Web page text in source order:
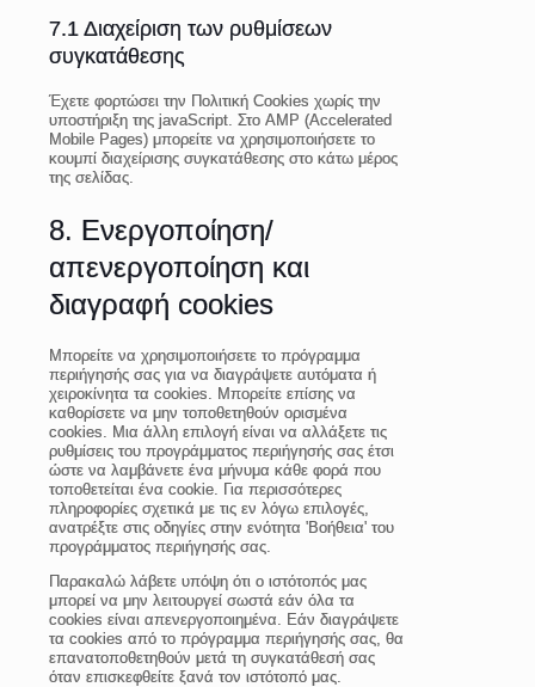
7.1 Διαχείριση των ρυθμίσεων
συγκατάθεσης
Έχετε φορτώσει την Πολιτική Cookies χωρίς την
υποστήριξη της javaScript. Στο AMP (Accelerated
Mobile Pages) μπορείτε να χρησιμοποιήσετε το
κουμπί διαχείρισης συγκατάθεσης στο κάτω μέρος
της σελίδας.
8. Ενεργοποίηση/
απενεργοποίηση και
διαγραφή cookies
Μπορείτε να χρησιμοποιήσετε το πρόγραμμα
περιήγησής σας για να διαγράψετε αυτόματα ή
χειροκίνητα τα cookies. Μπορείτε επίσης να
καθορίσετε να μην τοποθετηθούν ορισμένα
cookies. Μια άλλη επιλογή είναι να αλλάξετε τις
ρυθμίσεις του προγράμματος περιήγησής σας έτσι
ώστε να λαμβάνετε ένα μήνυμα κάθε φορά που
τοποθετείται ένα cookie. Για περισσότερες
πληροφορίες σχετικά με τις εν λόγω επιλογές,
ανατρέξτε στις οδηγίες στην ενότητα 'Βοήθεια' του
προγράμματος περιήγησής σας.
Παρακαλώ λάβετε υπόψη ότι ο ιστότοπός μας
μπορεί να μην λειτουργεί σωστά εάν όλα τα
cookies είναι απενεργοποιημένα. Εάν διαγράψετε
τα cookies από το πρόγραμμα περιήγησής σας, θα
επανατοποθετηθούν μετά τη συγκατάθεσή σας
όταν επισκεφθείτε ξανά τον ιστότοπό μας.